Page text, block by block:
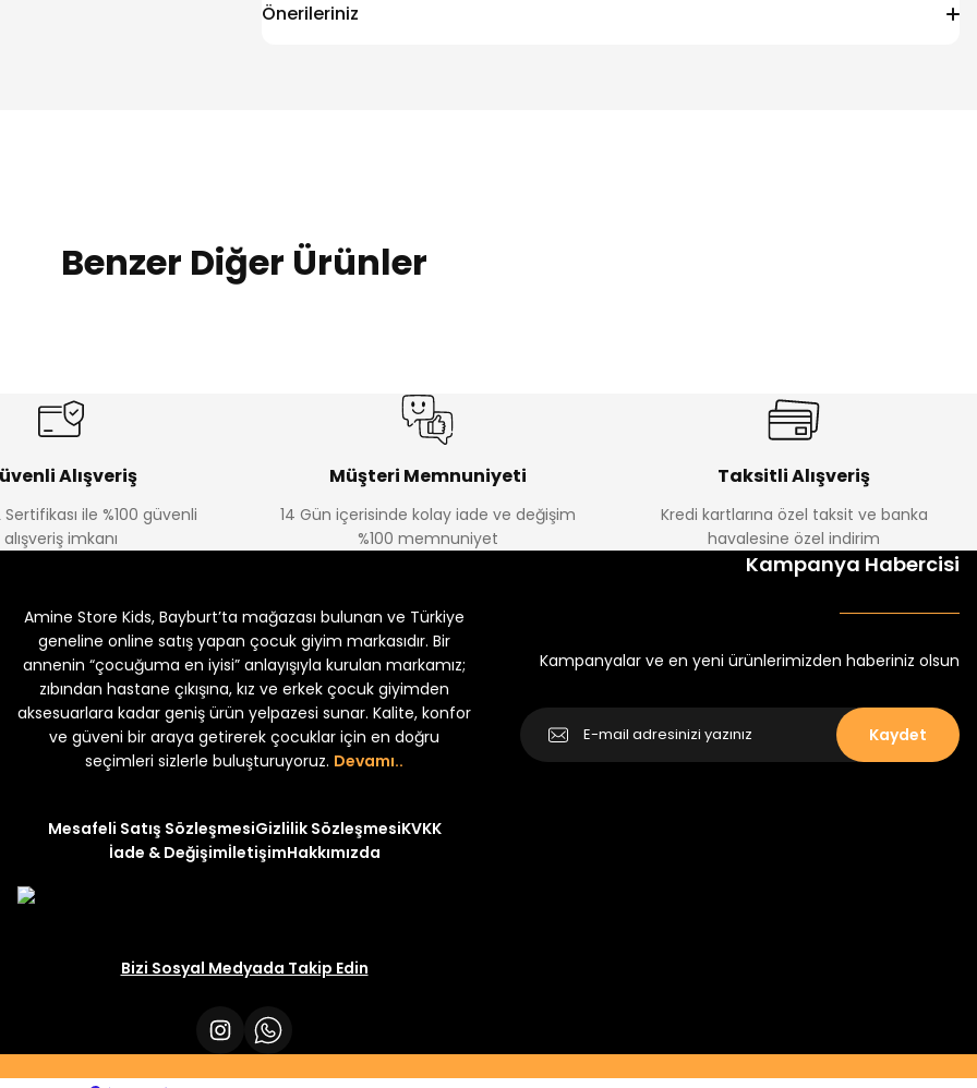
Önerileriniz
Benzer Diğer Ürünler
Luvin Erkek Bebek Tulum
Yeni
Yelza Erkek Bebek Tulum
%22
Yeni₺ 250
%22
Yeni₺ 250
Alışveriş
Sertifikası ile %100 güvenli
alışveriş imkanı
Müşteri Memnuniyeti
14 Gün içerisinde kolay iade ve değişim
%100 memnuniyet
Taksitli Alışveriş
Kredi kartlarına özel taksit ve banka
havalesine özel indirim
Amine Store Kids, Bayburt’ta mağazası bulunan ve Türkiye
geneline online satış yapan çocuk giyim markasıdır. Bir
annenin “çocuğuma en iyisi” anlayışıyla kurulan markamız;
zıbından hastane çıkışına, kız ve erkek çocuk giyimden
aksesuarlara kadar geniş ürün yelpazesi sunar. Kalite, konfor
ve güveni bir araya getirerek çocuklar için en doğru
seçimleri sizlerle buluşturuyoruz. Devamı..
Mesafeli Satış SözleşmesiGizlilik SözleşmesiKVKK
İade & DeğişimİletişimHakkımızda
Bizi Sosyal Medyada Takip Edin
Kampanya Habercisi
Kampanyalar ve en yeni ürünlerimizden haberiniz olsun
Kaydet